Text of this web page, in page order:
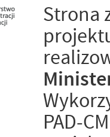
Strona
PAD-